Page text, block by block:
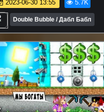
детей
2023-06-30 13:55 5.7K
Double Bubble / Дабл Бабл